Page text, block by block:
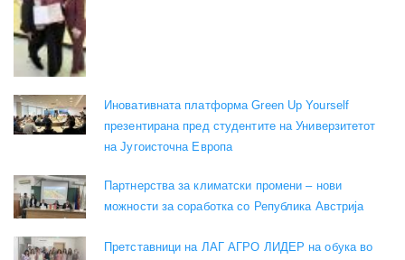
Иновативната платформа Green Up Yourself
презентирана пред студентите на Универзитетот
на Југоисточна Европа
Партнерства за климатски промени – нови
можности за соработка со Република Австрија
Претставници на ЛАГ АГРО ЛИДЕР на обука во